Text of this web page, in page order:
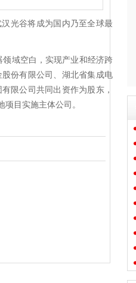
光谷将成为国内乃至全球最
域空白，实现产业和经济跨
份有限公司、湖北省集成电
限公司共同出资作为股东，
目实施主体公司。